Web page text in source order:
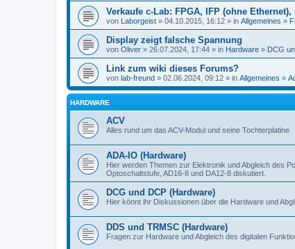
Verkaufe c-Lab: FPGA, IFP (ohne Ethernet),
von Laborgeist » 04.10.2015, 16:12 » in Allgemeines »
Display zeigt falsche Spannung
von Oliver » 26.07.2024, 17:44 » in Hardware » DCG
Link zum wiki dieses Forums?
von lab-freund » 02.06.2024, 09:12 » in Allgemeines »
HARDWARE
ACV
Alles rund um das ACV-Modul und seine Tochterplatine
ADA-IO (Hardware)
Hier werden Themen zur Elektronik und Abgleich des
Optoschaltstufe, AD16-8 und DA12-8 diskutiert.
DCG und DCP (Hardware)
Hier könnt ihr Diskussionen über die Hardware und
DDS und TRMSC (Hardware)
Fragen zur Hardware und Abgleich des digitalen